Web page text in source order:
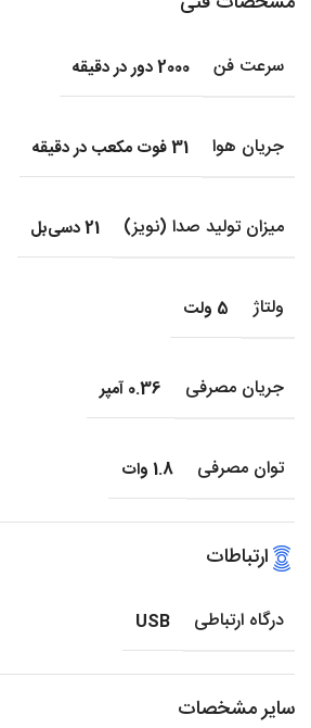
سرعت فن 2000 دور در دقیقه
جریان هوا 31 فوت مکعب در دقیقه
میزان تولید صدا (نویز) 21 دسی‌بل
ولتاژ 5 ولت
جریان مصرفی 0.36 آمپر
توان مصرفی 1.8 وات
ارتباطات
درگاه ارتباطی USB
سایر مشخصات